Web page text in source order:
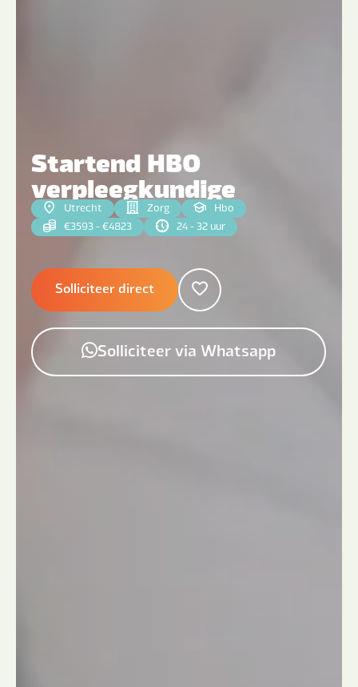
Startend HBO
verpleegkundige
Utrecht Zorg
Hbo
€3593 - €4823
24 - 32 uur
Solliciteer direct
Solliciteer via Whatsapp